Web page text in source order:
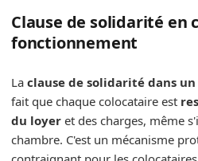
Clause de solidarité en
fonctionnement
La clause de solidarité dans
fait que chaque colocataire est
du loyer et des charges, même
chambre. C'est un mécanisme